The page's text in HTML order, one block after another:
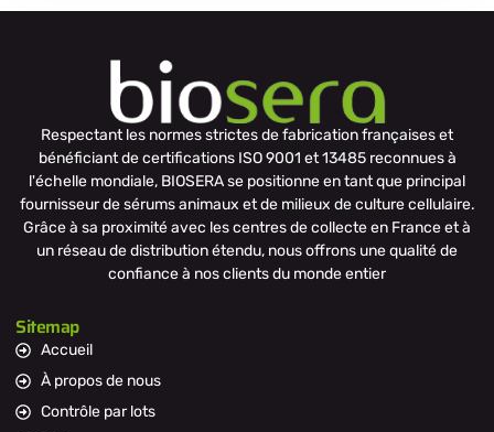
Respectant les normes strictes de fabrication françaises et
bénéficiant de certifications ISO 9001 et 13485 reconnues à
l'échelle mondiale, BIOSERA se positionne en tant que principal
fournisseur de sérums animaux et de milieux de culture cellulaire.
Grâce à sa proximité avec les centres de collecte en France et à
un réseau de distribution étendu, nous offrons une qualité de
confiance à nos clients du monde entier
Sitemap
Accueil
À propos de nous
Contrôle par lots